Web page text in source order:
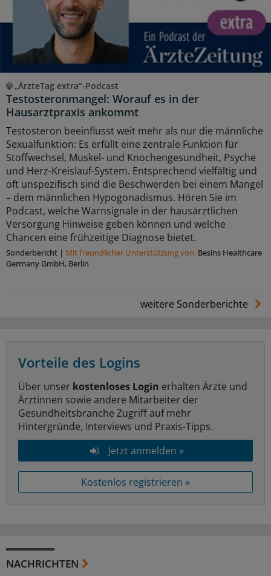
„ÄrzteTag extra“-Podcast
Testosteronmangel: Worauf es in der
Hausarztpraxis ankommt
Testosteron beeinflusst weit mehr als nur die männliche
Sexualfunktion: Es erfüllt eine zentrale Funktion für
Stoffwechsel, Muskel- und Knochengesundheit, Psyche
und Herz-Kreislauf-System. Entsprechend vielfältig und
oft unspezifisch sind die Beschwerden bei einem Mangel
– dem männlichen Hypogonadismus. Hören Sie im
Podcast, welche Warnsignale in der hausärztlichen
Versorgung Hinweise geben können und welche
Chancen eine frühzeitige Diagnose bietet.
Sonderbericht | Mit freundlicher Unterstützung von: Besins Healthcare
Germany GmbH, Berlin
weitere Sonderberichte
Vorteile des Logins
Über unser kostenloses Login erhalten Ärzte und
Ärztinnen sowie andere Mitarbeiter der
Gesundheitsbranche Zugriff auf mehr
Hintergründe, Interviews und Praxis-Tipps.
Jetzt anmelden »
Kostenlos registrieren »
NACHRICHTEN